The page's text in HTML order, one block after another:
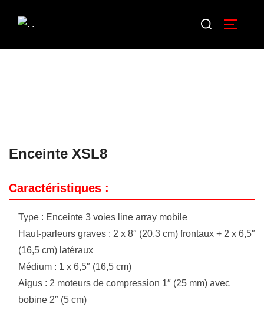
Enceinte XSL8
Caractéristiques :
Type : Enceinte 3 voies line array mobile
Haut-parleurs graves : 2 x 8″ (20,3 cm) frontaux + 2 x 6,5″
(16,5 cm) latéraux
Médium : 1 x 6,5″ (16,5 cm)
Aigus : 2 moteurs de compression 1″ (25 mm) avec
bobine 2″ (5 cm)